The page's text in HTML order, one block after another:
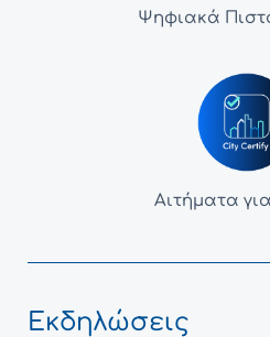
Ψηφιακά
Αιτήματα
Εκδηλώσεις